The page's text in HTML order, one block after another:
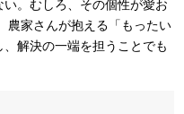
。むしろ、その個性が愛お
農家さんが抱える「もったい
解決の一端を担うことでも